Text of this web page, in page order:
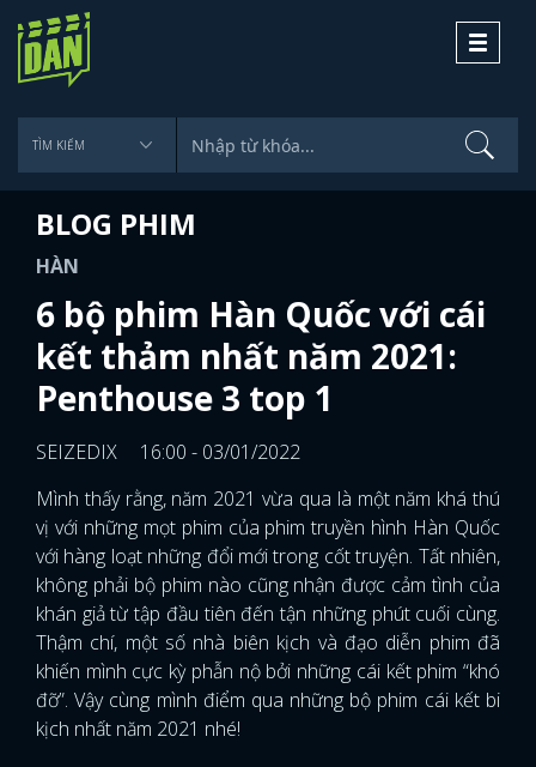
Toggle
BLOG PHIM
HÀN
6 bộ phim Hàn Quốc với cái
kết thảm nhất năm 2021:
Penthouse 3 top 1
SEIZEDIX
16:00 - 03/01/2022
Mình thấy rằng, năm 2021 vừa qua là một năm khá thú
vị với những mọt phim của phim truyền hình Hàn Quốc
với hàng loạt những đổi mới trong cốt truyện. Tất nhiên,
không phải bộ phim nào cũng nhận được cảm tình của
khán giả từ tập đầu tiên đến tận những phút cuối cùng.
Thậm chí, một số nhà biên kịch và đạo diễn phim đã
khiến mình cực kỳ phẫn nộ bởi những cái kết phim “khó
đỡ”. Vậy cùng mình điểm qua những bộ phim cái kết bi
kịch nhất năm 2021 nhé!